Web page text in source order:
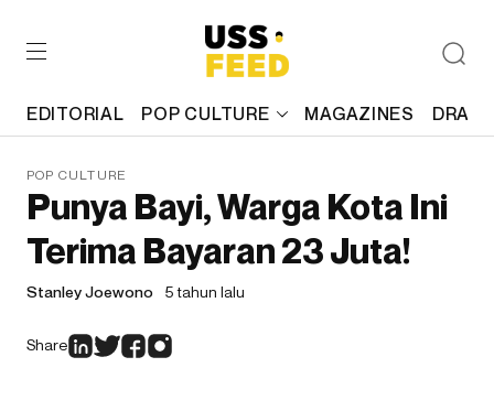
EDITORIAL POP CULTURE MAGAZINES
POP CULTURE
Punya Bayi, Warga Kota Ini
Terima Bayaran 23 Juta!
Stanley Joewono 5 tahun lalu
Share